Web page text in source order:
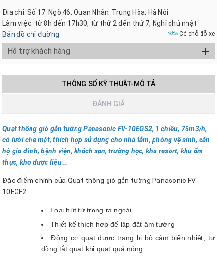
Địa chỉ: Số 17, Ngõ 46, Quan Nhân, Trung Hòa, Hà Nội
Làm việc: từ 8h đến 17h30, từ thứ 2 đến thứ 7, Nghỉ chủ nhật
Bản đồ chỉ đường
Có chỗ đỗ xe
Hỗ trợ khách hàng +
THÔNG SỐ KỸ THUẬT-MÔ TẢ
ĐÁNH GIÁ
Quạt thông gió gắn tường Panasonic FV-10EGS2, 1 chiều, 76m3/h,
có lưới che mặt, thích hợp sử dụng cho nhà tắm, phòng vệ sinh, căn
hộ gia đình, bệnh viện, khách sạn, trường học, khu resort, khu ẩm
thực, kho dược liệu...
Đặc điểm chính của Quạt thông gió gắn tường Panasonic FV-
10EGF2
Loại hút từ trong ra ngoài
Thiết kế thích hợp để lắp đặt âm tường
Động cơ quạt được trang bị bộ cảm biến nhiệt, tự
động tắt quạt khi quạt quá nóng